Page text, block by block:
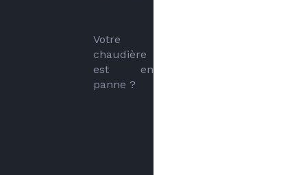
Votre
chaudière
est en
panne ?